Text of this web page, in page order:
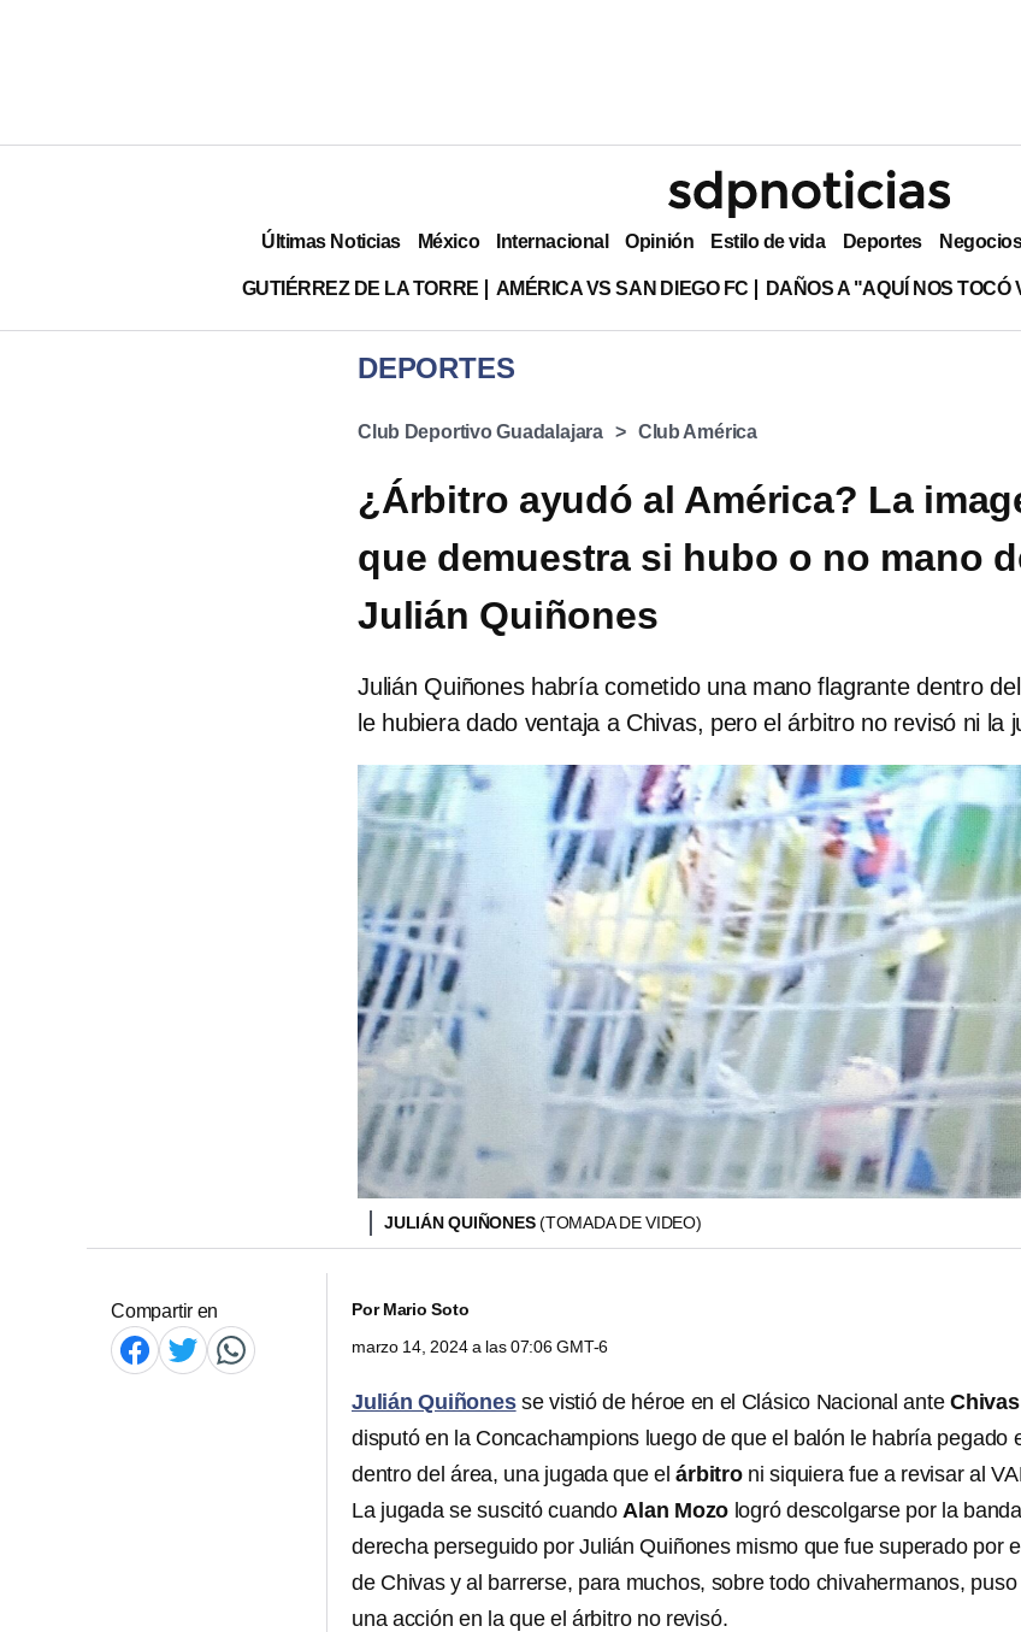
Últimas Noticias México Internacional Opinión Estilo de vida Deportes
GUTIÉRREZ DE LA TORRE AMÉRICA VS SAN DIEGO FC DAÑOS A "AQUÍ NOS TOCÓ
DEPORTES
Club Deportivo Guadalajara Club América
¿Árbitro ayudó al América? La
que demuestra si hubo o no mano
Julián Quiñones
Julián Quiñones habría cometido una mano flagrante dentro
le hubiera dado ventaja a Chivas, pero el árbitro no revisó ni la
JULIÁN QUIÑONES(TOMADA DE VIDEO)
Compartir en PorMario Soto
marzo 14, 2024 a las 07:06 GMT-6
Julián Quiñonesse vistió de héroe en el Clásico Nacional anteChivas
disputó en la Concachampions luego de que el balón le habría pegado
dentro del área, una jugada que elárbitroni siquiera fue a revisar al
La jugada se suscitó cuandoAlan Mozo logró descolgarse por la
derecha perseguido por Julián Quiñones mismo que fue superado por
de Chivas y al barrerse, para muchos, sobre todo chivahermanos,
una acción en la que el árbitro no revisó.